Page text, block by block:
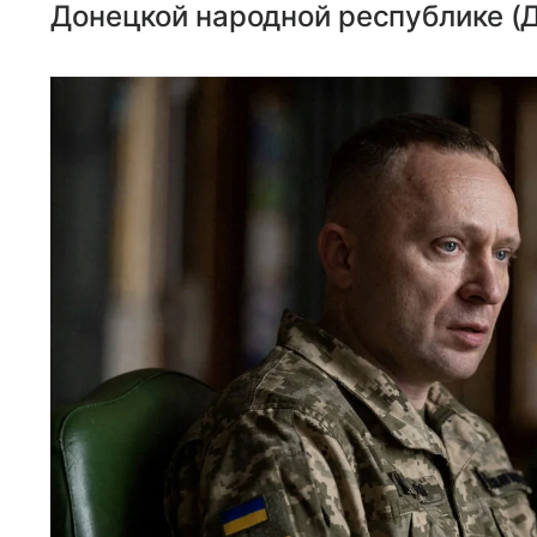
Донецкой народной республике